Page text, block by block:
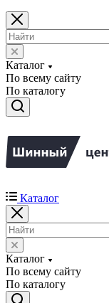
Каталог
По всему сайту
По каталогу
Каталог
Каталог
По всему сайту
По каталогу